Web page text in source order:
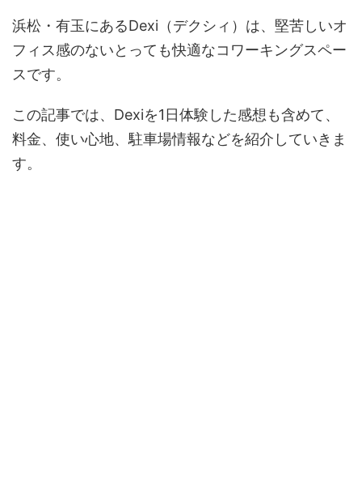
浜松・有玉にあるDexi（デクシィ）は、堅苦しいオ
フィス感のないとっても快適なコワーキングスペー
スです。
この記事では、Dexiを1日体験した感想も含めて、
料金、使い心地、駐車場情報などを紹介していきま
す。